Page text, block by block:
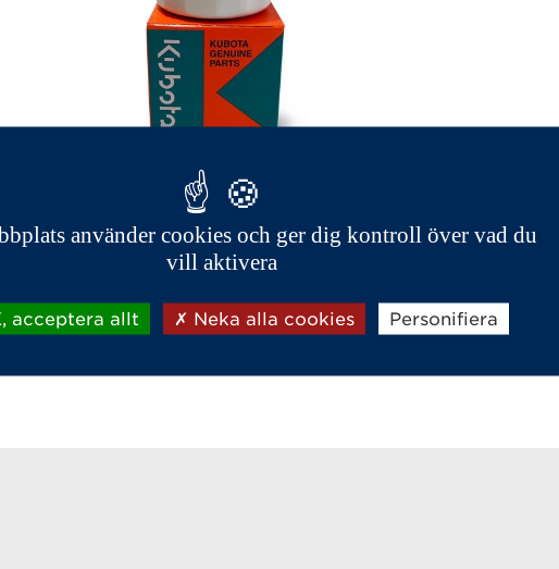
Om filter inte byts ut regelbundet kan föroreningar
hållbarhet påverkas markant.
att original oljefiltret har en längre livstid än andra filter.
är endast några kronor. En kontrast är räkningen för
uppgå till flera tiotusentals kronor.
använder cookies och ger dig kontroll över vad du
vill aktivera
acceptera allt Neka alla cookies Personifiera